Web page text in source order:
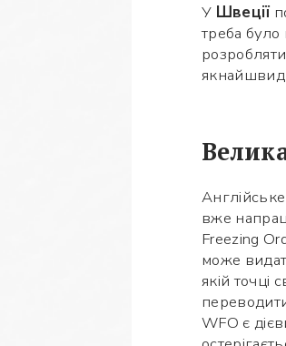
У Швеції
треба
вже
Freezing
може
якій
WFO є